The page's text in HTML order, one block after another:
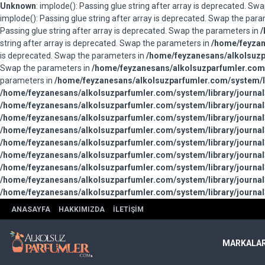
Unknown: implode(): Passing glue string after array is deprecated.
implode(): Passing glue string after array is deprecated. Swap the
Passing glue string after array is deprecated. Swap the parameters in /
string after array is deprecated. Swap the parameters in /home/
is deprecated. Swap the parameters in /home/feyzanesans/
Swap the parameters in /home/feyzanesans/
parameters in /home/feyzanesans/alkolsuzparfumler.com/
/home/feyzanesans/alkolsuzparfumler.com/system/library/
/home/feyzanesans/alkolsuzparfumler.com/system/library/
/home/feyzanesans/alkolsuzparfumler.com/system/library/
/home/feyzanesans/alkolsuzparfumler.com/system/library/
/home/feyzanesans/alkolsuzparfumler.com/system/library/
/home/feyzanesans/alkolsuzparfumler.com/system/library/
/home/feyzanesans/alkolsuzparfumler.com/system/library/
/home/feyzanesans/alkolsuzparfumler.com/system/library/
/home/feyzanesans/alkolsuzparfumler.com/system/library/
ANASAYFA HAKKIMIZDA İLETIŞIM